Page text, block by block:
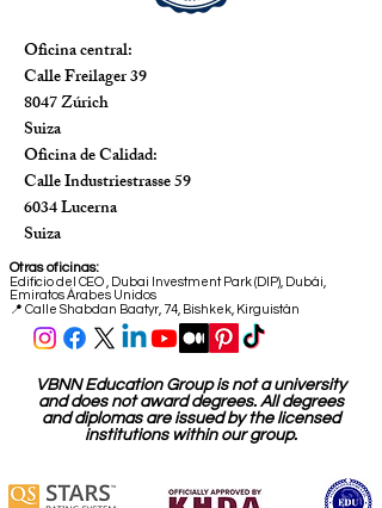
Oficina central:
Calle Freilager 39
8047 Zúrich
Suiza
Oficina de Calidad:
Calle Industriestrasse 59
6034 Lucerna
Suiza
Otras oficinas:
Edificio del CEO
Dubai Investment Park (DIP), Dubái,
Emiratos Árabes Unidos
📍 Calle Shabdan Baatyr, 74, Bishkek, Kirguistán
VBNN Education Group is not a university
and does not award degrees. All degrees
and diplomas are issued by the licensed
institutions within our group.